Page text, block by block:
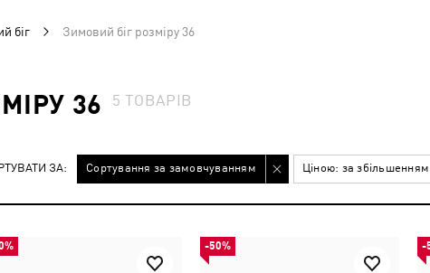
біг Зимовий біг розміру 36
36 5ТОВАРІВ
ЗА: Сортування за замовчуванням Ціною: за збільшенням
-50% -